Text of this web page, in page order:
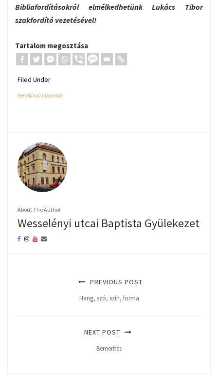
Bibliafordításokról elmélkedhetünk Lukács Tibor
szakfordító vezetésével!
Tartalom megosztása
Filed Under
Rendkívüli alkalmak
About The Author
Wesselényi utcai Baptista Gyülekezet
PREVIOUS POST
Hang, szó, szín, forma
NEXT POST
Bemerítés